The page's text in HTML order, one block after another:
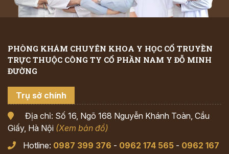
PHÒNG KHÁM CHUYÊN KHOA Y HỌC CỔ TRUYỀN
TRỰC THUỘC CÔNG TY CỔ PHẦN NAM Y ĐỖ MINH
ĐƯỜNG
Trụ sở chính
Địa chỉ: Số 16, Ngõ 168 Nguyễn Khánh Toàn, Cầu
Giấy, Hà Nội (Xem bản đồ)
Hotline: 0987 399 376 - 0962 174 565 - 0962 167